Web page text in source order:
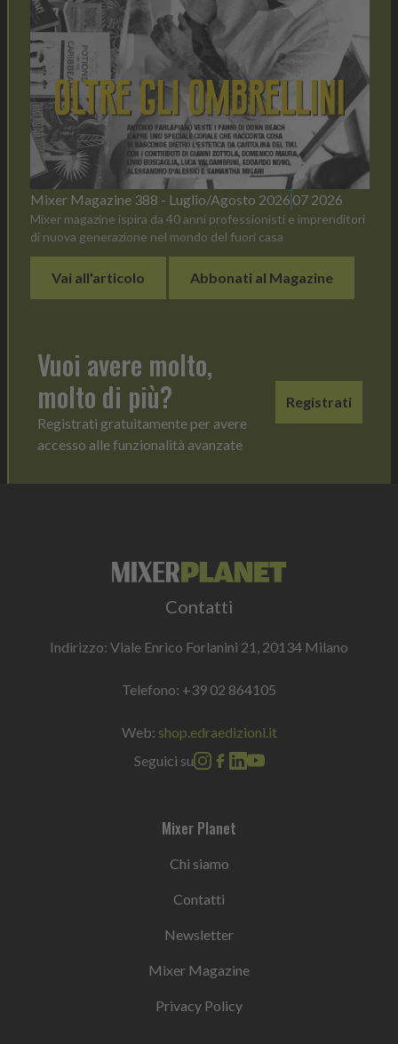
Mixer Magazine 388 - Luglio/Agosto 2026 07 2026
Mixer magazine ispira da 40 anni professionisti e imprenditori
di nuova generazione nel mondo del fuori casa
Vai all'articolo Abbonati al Magazine
Vuoi avere molto,
molto di più?
Registrati gratuitamente per avere
accesso alle funzionalità avanzate
Registrati
Contatti
Indirizzo: Viale Enrico Forlanini 21, 20134 Milano
Telefono: +39 02 864105
Web: shop.edraedizioni.it
Seguici su
Mixer Planet
Chi siamo
Contatti
Newsletter
Mixer Magazine
Privacy Policy